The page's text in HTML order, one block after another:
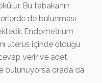
Bu tabakanın
de bulunması
Endometrium
uterus içinde olduğu
verir ve adet
bulunuyorsa orada da